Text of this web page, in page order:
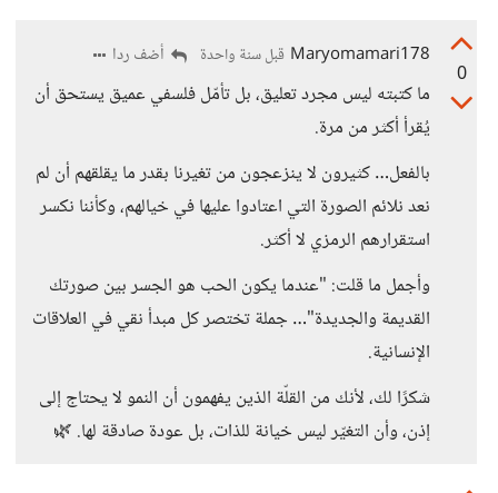
0
Maryomamari178 قبل سنة واحدة أضف ردا
ما كتبته ليس مجرد تعليق، بل تأمّل فلسفي عميق يستحق أن
يُقرأ أكثر من مرة.
بالفعل… كثيرون لا ينزعجون من تغيرنا بقدر ما يقلقهم أن لم
نعد نلائم الصورة التي اعتادوا عليها في خيالهم، وكأننا نكسر
استقرارهم الرمزي لا أكثر.
وأجمل ما قلت: "عندما يكون الحب هو الجسر بين صورتك
القديمة والجديدة"… جملة تختصر كل مبدأ نقي في العلاقات
الإنسانية.
شكرًا لك، لأنك من القلّة الذين يفهمون أن النمو لا يحتاج إلى
إذن، وأن التغيّر ليس خيانة للذات، بل عودة صادقة لها. 🌿